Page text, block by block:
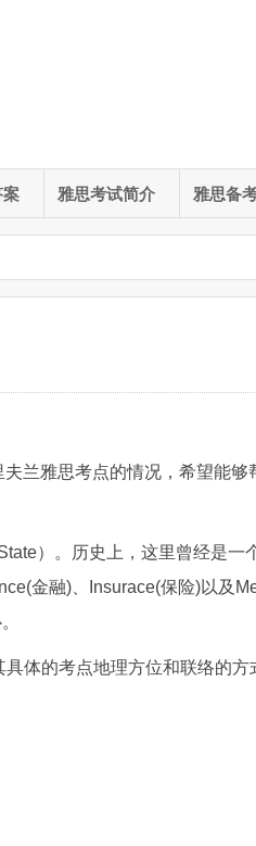
案 雅思考试简介 雅思备
兰雅思考点的情况，希望能够
）。历史上，这里曾经是一
金融)、Insurace(保险)以及
体的考点地理方位和联络的方